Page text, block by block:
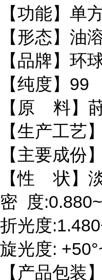
【功能】单
【形态】油
【品牌】环
【纯度】99
【原 料】
【生产工艺
【主要成份
【性 状】
密 度
折光度
旋光度:
【产品包装